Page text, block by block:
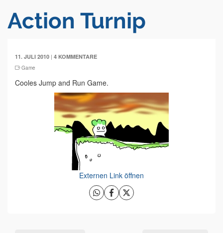
Action Turnip
11. JULI 2010 | 4 KOMMENTARE
Game
Cooles Jump and Run Game.
Externen Link öffnen